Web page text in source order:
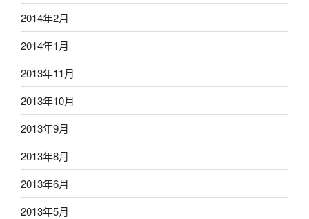
2014年2月
2014年1月
2013年11月
2013年10月
2013年9月
2013年8月
2013年6月
2013年5月